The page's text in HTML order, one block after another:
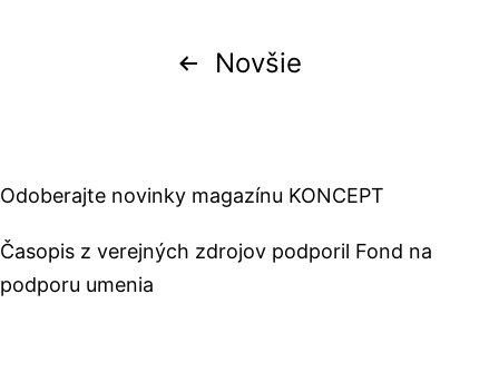
Stránkovanie
Novšie
Odoberajte novinky magazínu KONCEPT
Časopis z verejných zdrojov podporil Fond na
podporu umenia